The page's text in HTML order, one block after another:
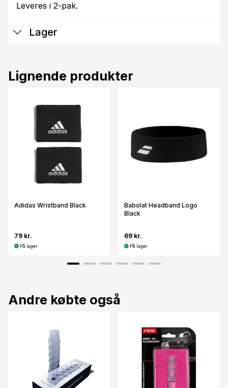
Leveres i 2-pak.
Lager
Lignende produkter
Adidas Wristband Black
79 kr.
På lager
Babolat Headband Logo
Black
69 kr.
På lager
Andre købte også